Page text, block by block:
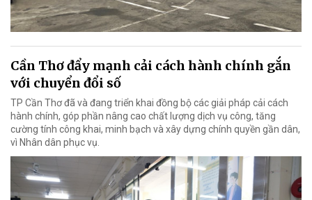
Cần Thơ đẩy mạnh cải cách hành chính gắn
với chuyển đổi số
TP Cần Thơ đã và đang triển khai đồng bộ các giải pháp cải cách
hành chính, góp phần nâng cao chất lượng dịch vụ công, tăng
cường tính công khai, minh bạch và xây dựng chính quyền gần dân,
vì Nhân dân phục vụ.